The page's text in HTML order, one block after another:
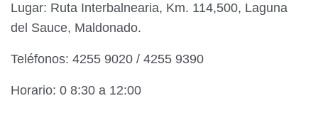
Lugar: Ruta Interbalnearia, Km. 114,500, Laguna
del Sauce, Maldonado.
Teléfonos: 4255 9020 / 4255 9390
Horario: 0 8:30 a 12:00